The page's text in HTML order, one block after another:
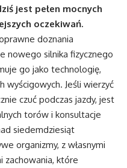
jest pełen mocnych
oczekiwań.
doznania
nowego silnika fizycznego
go jako technologię,
wyścigowych. Jeśli wierzyć
czuć podczas jazdy, jest
torów i konsultacje
siedemdziesiąt
organizmy, z własnymi
zachowania, które